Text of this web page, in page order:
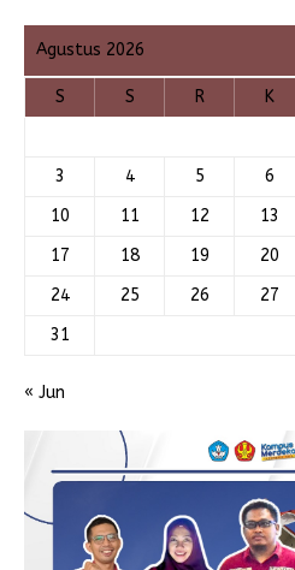
Agustus 2026
S S R K
3
4 5 6
10
11 12 13
17
18 19 20
24
25 26 27
31
« Jun